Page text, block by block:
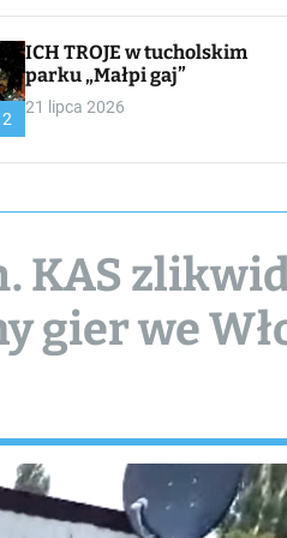
2
ICH TROJE w tucholskim
parku „Małpi gaj”
21 lipca 2026
KAS
gier we